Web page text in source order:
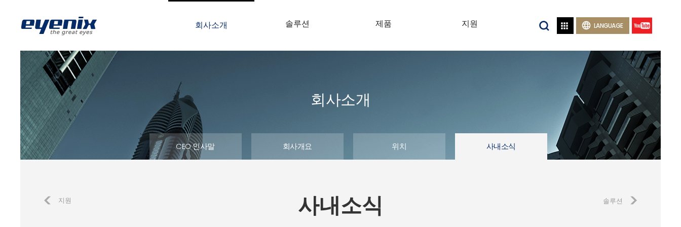
  LANGUAGE
회사소개 솔루션 제품 지원
회사소개
CEO 인사말 회사개요 위치 사내소식
사내소식
지원 솔루션